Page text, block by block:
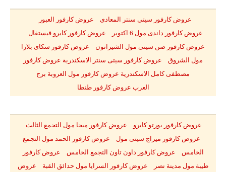
عروض كارفور سيتى سنتر المعادى عروض كارفور العبور
عروض كارفور داندى مول 6 اكتوبر عروض كارفور كايرو فيستفال
عروض كارفور صن سيتى مول الشيراتون عروض كارفور سكاى بلازا
مول الشروق عروض كارفور سيتى سنتر الاسكندرية عروضكارفور
مصطفى كامل الاسكندرية عروضكارفور مول العروبة برج
العرب عروضكارفور طنطا
عروض كارفور بورتو كايرو عروض كارفور ميجا مول التجمع الثالث
عروض كارفور ميراج سيتى مول عروض كارفور الحمد مول التجمع
الخامس عروض كارفور داون تاون التجمع الخامس عروض كارفور
طيبة مول مدينة نصر عروض كارفور السرايا مول حدائق القبة عروض